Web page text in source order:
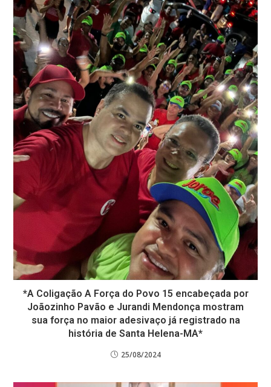
*A Coligação A Força do Povo 15 encabeçada por
Joãozinho Pavão e Jurandi Mendonça mostram
sua força no maior adesivaço já registrado na
história de Santa Helena-MA*
25/08/2024